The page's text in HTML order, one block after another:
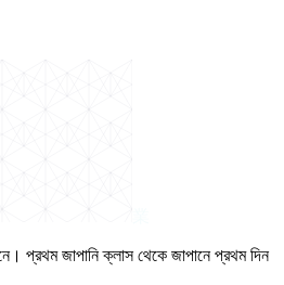
প্রথম জাপানি ক্লাস থেকে জাপানে প্রথম দিন